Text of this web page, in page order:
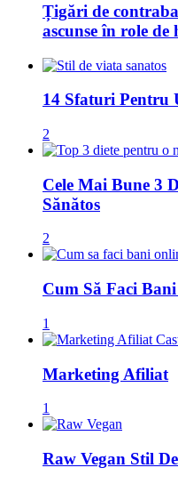
Țigări de
ascunse în role
14 Sfaturi Pentru
2
Cele Mai Bune 3
Sănătos
2
Cum Să Faci
1
Marketing Afiliat
1
Raw Vegan Stil